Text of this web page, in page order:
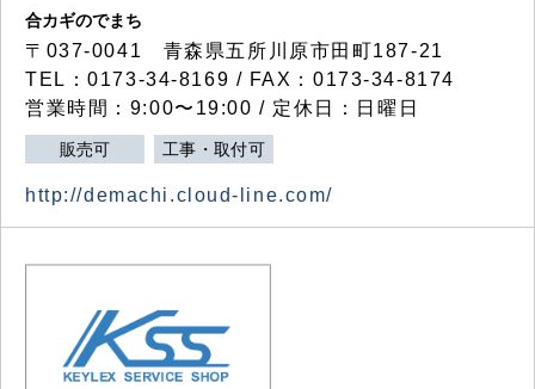
合カギのでまち
〒037-0041 青森県五所川原市田町187-21
TEL：0173-34-8169 / FAX：0173-34-8174
営業時間：9:00〜19:00 / 定休日：日曜日
販売可 工事・取付可
http://demachi.cloud-line.com/